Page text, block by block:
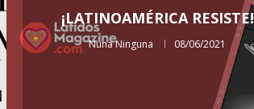
¡LATINOAMÉRICA RESISTE!
Nuna Ninguna 08/06/2021